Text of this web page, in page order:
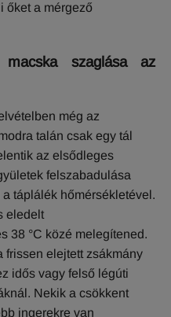
őket a mérgező
szaglása az
még az
talán csak egy tál
az elsődleges
felszabadulása
táplálék hőmérsékletével.
eledelt
38 °C közé melegítened.
frissen elejtett zsákmány
idős vagy felső légúti
Nekik a csökkent
ingerekre van